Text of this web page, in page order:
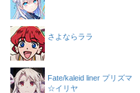
さよならララ
Fate/kaleid liner プリズマ
☆イリヤ